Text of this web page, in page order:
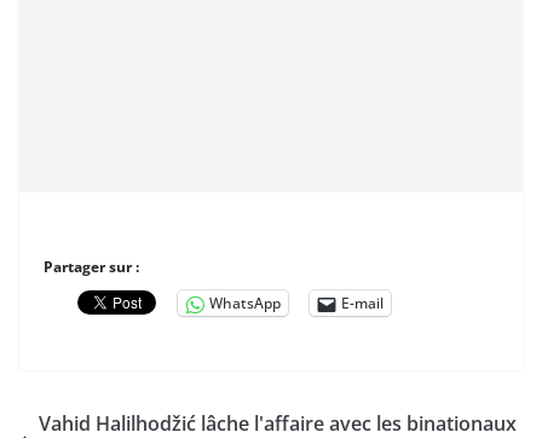
Partager sur :
WhatsApp
E-mail
Vahid Halilhodžić lâche l'affaire avec les binationaux